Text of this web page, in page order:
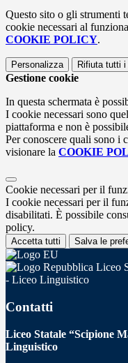
Questo sito o gli strumenti
cookie necessari al
COOKIE POLICY.
Personalizza Rifiuta tutti i
Gestione cookie
In questa schermata è
I cookie necessari sono
piattaforma e non è
Per conoscere quali sono i
visionare la COOKIE
Cookie necessari per il
I cookie necessari per il
disabilitati. È possibile
policy.
Accetta tutti Salva le
Liceo
- Liceo Linguistico
Contatti
Liceo Statale “Scipione
Linguistico